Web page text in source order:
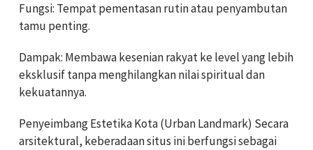
Fungsi: Tempat pementasan rutin atau penyambutan
tamu penting.
Dampak: Membawa kesenian rakyat ke level yang lebih
eksklusif tanpa menghilangkan nilai spiritual dan
kekuatannya.
Penyeimbang Estetika Kota (Urban Landmark) Secara
arsitektural, keberadaan situs ini berfungsi sebagai